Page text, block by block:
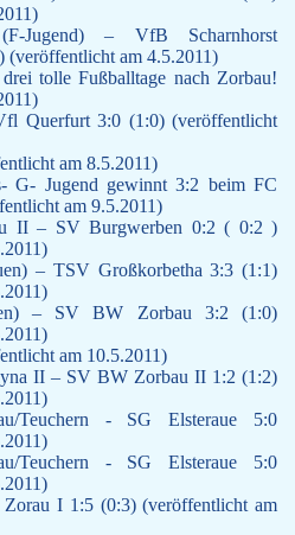
Jugend) – VfB Scharnhorst
(veröffentlicht am 4.5.2011)
tolle Fußballtage nach Zorbau!
Querfurt 3:0 (1:0) (veröffentlicht
am 8.5.2011)
G- Jugend gewinnt 3:2 beim FC
am 9.5.2011)
II – SV Burgwerben 0:2 ( 0:2 )
– TSV Großkorbetha 3:3 (1:1)
– SV BW Zorbau 3:2 (1:0)
am 10.5.2011)
II – SV BW Zorbau II 1:2 (1:2)
Teuchern - SG Elsteraue 5:0
Teuchern - SG Elsteraue 5:0
I 1:5 (0:3) (veröffentlicht am